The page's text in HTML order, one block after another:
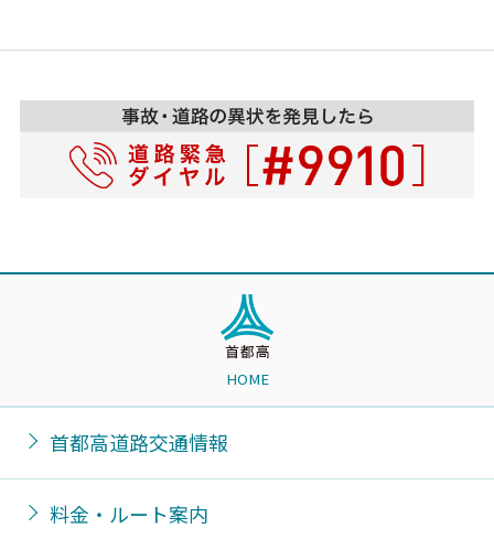
HOME
首都高道路交通情報
料金・ルート案内